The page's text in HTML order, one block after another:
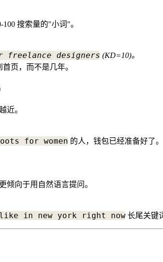
搜索量的"小词"。
freelance designers (KD=10)。
页，而不是几年。
近。
for women 的人，钱包已经准备好了。
倾向于用自然语言提问。
in new york right now 长尾关键